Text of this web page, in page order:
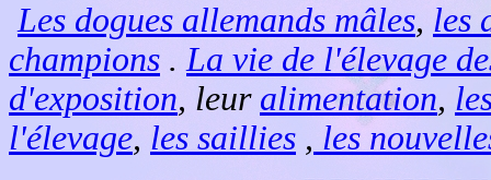
Les dogues allemands mâles, les
champions .La vie de l'élevage
d'exposition, leur alimentation,
l'élevage, les saillies , les